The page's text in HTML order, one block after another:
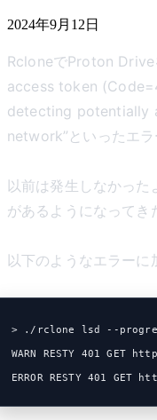
2024年9月12日
RcloneでProton Drive
access token
detecting potentially
network”といったエラ
以前は発生しなかっ
があるようになってき
以下のようなエラーに
> ./rclone lsd --
WARN RESTY 401
ERROR RESTY 401